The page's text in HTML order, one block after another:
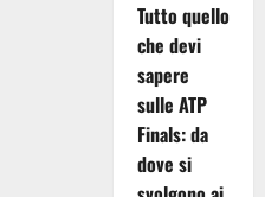
Tutto quello
che devi
sapere
sulle ATP
Finals: da
dove si